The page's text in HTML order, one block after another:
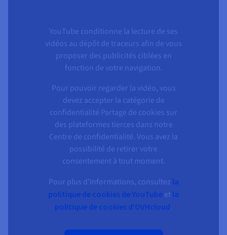
YouTube conditionne la lecture de ses
vidéos au dépôt de traceurs afin de vous
proposer des publicités ciblées en
fonction de votre navigation.
Pour pouvoir regarder la vidéo, vous
devez accepter la catégorie de
confidentialité Partage de cookies sur
des plateformes tierces dans notre
Centre de confidentialité. Vous avez la
possibilité de retirer votre
consentement à tout moment.
Pour plus d'informations, consultez la
politique de cookies de YouTube et la
politique de cookies d'OVHcloud.